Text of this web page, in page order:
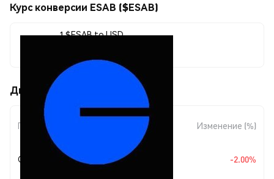
Курс конверсии ESAB ($ESAB)
1 $ESAB to USD
$0.013056
Движения цены ESAB ($ESAB)
Период
Изменение
Изменение (%)
Сегодня $-0.00026645 -2.00%